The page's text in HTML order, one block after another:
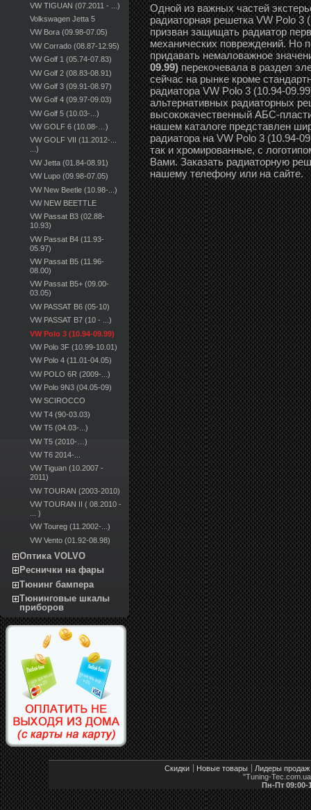
VW TIGUAN (07.2011 - ...)
Volkswagen Jetta 5
VW Bora (09.98-07.05)
VW Corrado (08.87-12.95)
VW Golf 1 (05.74-07.83)
VW Golf 2 (08.83-08.91)
VW Golf 3 (09.91-08.97)
VW Golf 4 (09.97-09.03)
VW Golf 5 (10.03-...)
VW GOLF 6 (10.08-…)
VW GOLF VII (11.2012-...
...)
VW Jetta (01.84-08.91)
VW Lupo (09.98-07.05)
VW New Beetle (10.98-...)
VW NEW BEETTLE
VW Passat B3 (02.88-
10.93)
VW Passat B4 (11.93-
05.97)
VW Passat B5 (11.96-
08.00)
VW Passat B5+ (09.00-
03.05)
VW PASSAT B6 (05-10)
VW PASSAT B7 (10 - ...)
VW Polo 3 (10.94-09.99)
VW Polo 3F (10.99-10.01)
VW Polo 4 (11.01-04.05)
VW POLO 6R (2009-...)
VW Polo 9N3 (04.05-09)
VW SCIROCCO
VW T4 (90-03.03)
VW T5 (04.03-...)
VW T5 (2010-…)
VW T6 2014-...
VW Tiguan (10.2007 -
2011)
VW TOURAN (2003-2010)
VW TOURAN II ( 08.2010 -
... )
VW Toureg (11.2002-...)
VW Vento (01.92-08.98)
Оптика VOLVO
Реснички на фары
Тюнинг бампера
Тюнинговые шкалы
приборов
Одной из важных частей
радиаторная решетка VW Polo
призван защищать радиатор
механических повреждений. Но
придавать немаловажное
09.99)перекочевала в раздел
сейчас на рынке кроме
радиатора VW Polo 3 (10.94-
альтернативных радиаторных
высококачественный АБС-
нашем каталоге представлен
радиатора на VW Polo 3 (10.94-
так и хромированные, с
Вами. Заказать радиаторную
нашему телефону или на сайте.
Скидки Новые товары
Лидеры продаж
"Tuning-
Пн-Пт 09:00-